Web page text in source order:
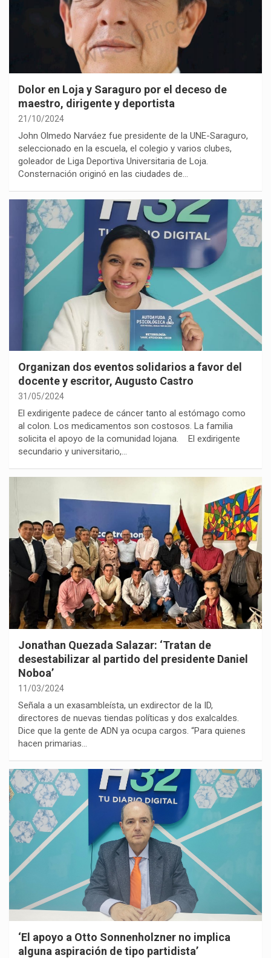
Dolor en Loja y Saraguro por el deceso de
maestro, dirigente y deportista
21/10/2024
John Olmedo Narváez fue presidente de la UNE-Saraguro,
seleccionado en la escuela, el colegio y varios clubes,
goleador de Liga Deportiva Universitaria de Loja.
Consternación originó en las ciudades de…
Organizan dos eventos solidarios a favor del
docente y escritor, Augusto Castro
31/05/2024
El exdirigente padece de cáncer tanto al estómago como
al colon. Los medicamentos son costosos. La familia
solicita el apoyo de la comunidad lojana. El exdirigente
secundario y universitario,…
Jonathan Quezada Salazar: ‘Tratan de
desestabilizar al partido del presidente Daniel
Noboa’
11/03/2024
Señala a un exasambleísta, un exdirector de la ID,
directores de nuevas tiendas políticas y dos exalcaldes.
Dice que la gente de ADN ya ocupa cargos. “Para quienes
hacen primarias…
‘El apoyo a Otto Sonnenholzner no implica
alguna aspiración de tipo partidista’